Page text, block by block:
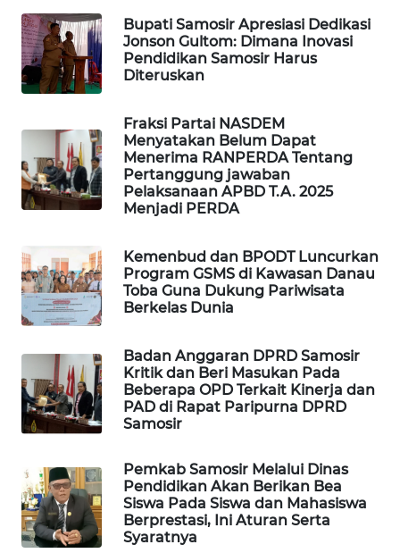
Bupati Samosir Apresiasi Dedikasi
Jonson Gultom: Dimana Inovasi
Pendidikan Samosir Harus
Diteruskan
Fraksi Partai NASDEM
Menyatakan Belum Dapat
Menerima RANPERDA Tentang
Pertanggung jawaban
Pelaksanaan APBD T.A. 2025
Menjadi PERDA
Kemenbud dan BPODT Luncurkan
Program GSMS di Kawasan Danau
Toba Guna Dukung Pariwisata
Berkelas Dunia
Badan Anggaran DPRD Samosir
Kritik dan Beri Masukan Pada
Beberapa OPD Terkait Kinerja dan
PAD di Rapat Paripurna DPRD
Samosir
Pemkab Samosir Melalui Dinas
Pendidikan Akan Berikan Bea
Siswa Pada Siswa dan Mahasiswa
Berprestasi, Ini Aturan Serta
Syaratnya
TAMBANG
NEWS
SITUNGIR
SIDIKALANG
NEWS
METRO
SIANTAR
NEWS
METRO
MEDAN
NEWS
JAKARTA
NEWS
KRT